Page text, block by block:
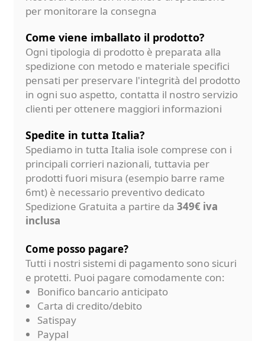
per monitorare la consegna
Come viene imballato il prodotto?
Ogni tipologia di prodotto è preparata alla
spedizione con metodo e materiale specifici
pensati per preservare l'integrità del prodotto
in ogni suo aspetto, contatta il nostro servizio
clienti per ottenere maggiori informazioni
Spedite in tutta Italia?
Spediamo in tutta Italia isole comprese con i
principali corrieri nazionali, tuttavia per
prodotti fuori misura (esempio barre rame
6mt) è necessario preventivo dedicato
Spedizione Gratuita a partire da 349€ iva
inclusa
Come posso pagare?
Tutti i nostri sistemi di pagamento sono sicuri
e protetti. Puoi pagare comodamente con:
Bonifico bancario anticipato
Carta di credito/debito
Satispay
Paypal